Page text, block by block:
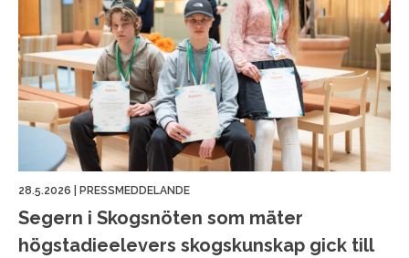
28.5.2026 PRESSMEDDELANDE
Segern i Skogsnöten som mäter
högstadieelevers skogskunskap gick till